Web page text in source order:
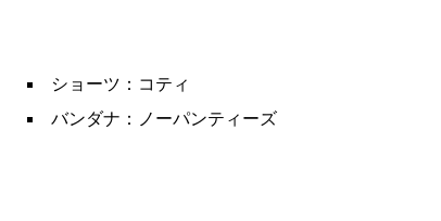
ショーツ：コティ
バンダナ：ノーパンティーズ